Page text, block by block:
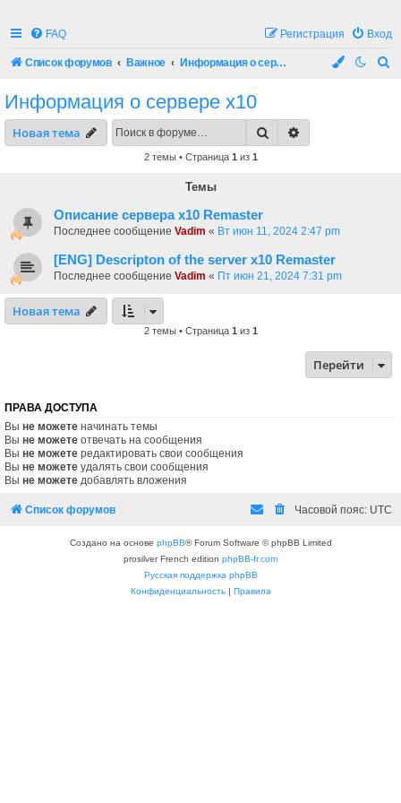
FAQ Вход
Регистрация
Список форумов Важное Информация о сервере x10
Информация о сервере x10
Новая тема Поиск
2 темы • Страница 1 из 1
Темы
Описание сервера х10 Remaster
Последнее сообщение Vadim « Вт июн 11, 2024 2:47 pm
[ENG] Descripton of the server x10 Remaster
Последнее сообщение Vadim « Пт июн 21, 2024 7:31 pm
Новая тема
2 темы • Страница 1 из 1
Перейти
ПРАВА ДОСТУПА
Вы не можете начинать темы
Вы не можете отвечать на сообщения
Вы не можете редактировать свои сообщения
Вы не можете удалять свои сообщения
Вы не можете добавлять вложения
Список форумов Часовой пояс: UTC
Создано на основе phpBB® Forum Software © phpBB Limited
prosilver French edition phpBB-fr.com
Русская поддержка phpBB
Конфиденциальность| Правила